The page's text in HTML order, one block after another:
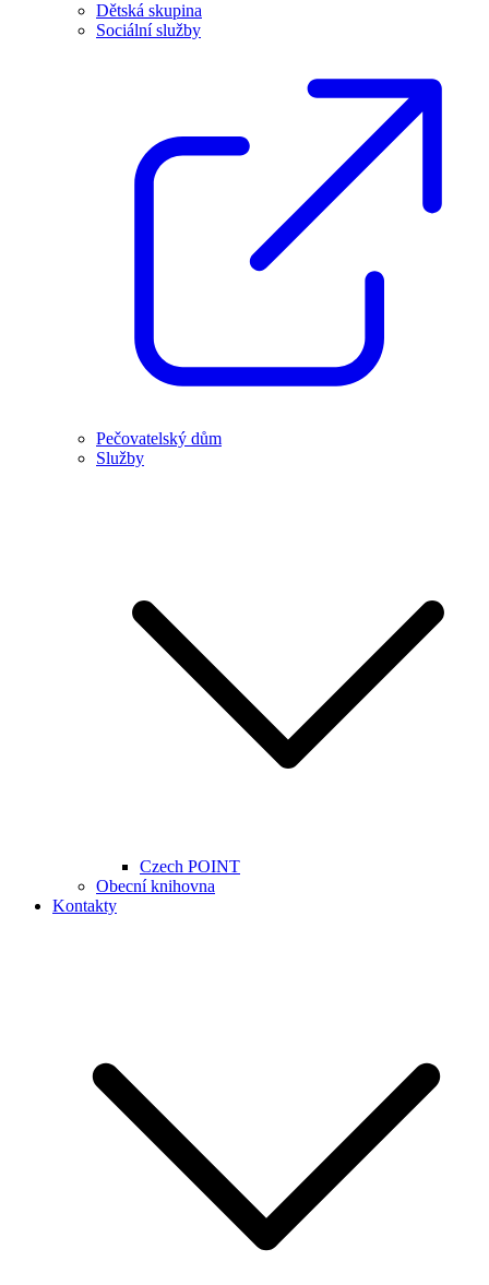
Dětská skupina
Sociální služby
Pečovatelský dům
Služby
Czech POINT
Obecní knihovna
Kontakty